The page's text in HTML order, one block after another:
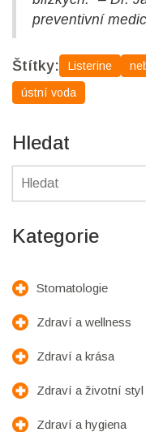
preventivní
Štítky: Listerine
ústní voda
Hledat
Kategorie
Stomatologie
Zdraví a wellness
Zdraví a krása
Zdraví a životní styl
Zdraví a hygiena